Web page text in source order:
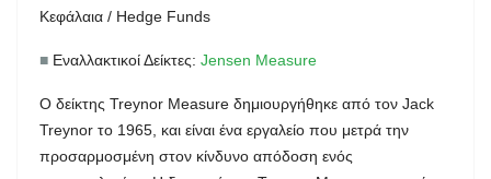
Κεφάλαια / Hedge Funds
■ Εναλλακτικοί Δείκτες: Jensen Measure
Ο δείκτης Treynor Measure δημιουργήθηκε από τον Jack
Treynor το 1965, και είναι ένα εργαλείο που μετρά την
προσαρμοσμένη στον κίνδυνο απόδοση ενός